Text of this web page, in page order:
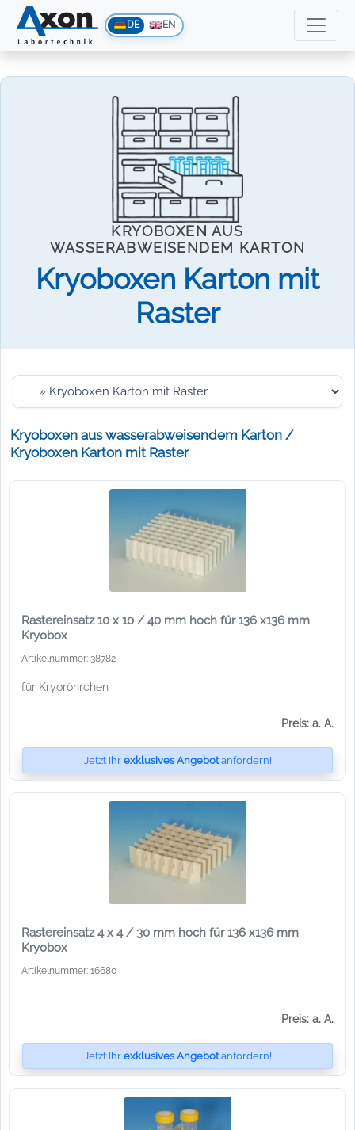
DE EN
KRYOBOXEN AUS
WASSERABWEISENDEM KARTON
Kryoboxen Karton mit
Raster
Kryoboxen aus wasserabweisendem Karton /
Kryoboxen Karton mit Raster
Rastereinsatz 10 x 10 / 40 mm hoch für 136 x136 mm
Kryobox
Artikelnummer: 38782
für Kryoröhrchen
Preis: a. A.
Jetzt Ihr exklusives Angebotanfordern!
Rastereinsatz 4 x 4 / 30 mm hoch für 136 x136 mm
Kryobox
Artikelnummer: 16680
Preis: a. A.
Jetzt Ihr exklusives Angebotanfordern!